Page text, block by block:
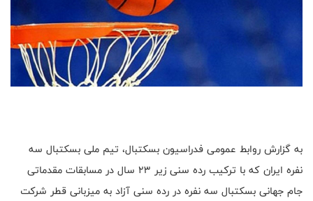
به گزارش روابط عمومی فدراسیون بسکتبال، تیم ملی بسکتبال سه
نفره ایران که با ترکیب رده سنی زیر ۲۳ سال در مسابقات مقدماتی
جام جهانی بسکتبال سه نفره در رده سنی آزاد به میزبانی قطر شرکت